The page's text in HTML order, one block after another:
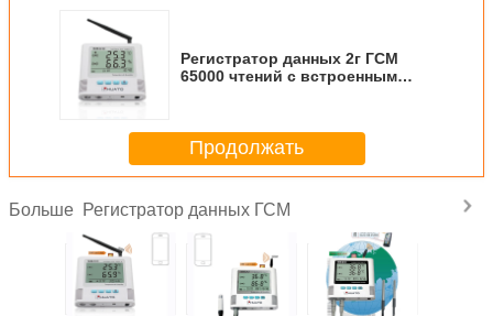
Регистратор данных 2г ГСМ
65000 чтений с встроенным
Продолжать
Больше Регистратор данных ГСМ